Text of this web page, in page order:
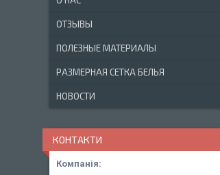
ОТЗЫВЫ
ПОЛЕЗНЫЕ МАТЕРИАЛЫ
РАЗМЕРНАЯ СЕТКА БЕЛЬЯ
НОВОСТИ
КОНТАКТИ